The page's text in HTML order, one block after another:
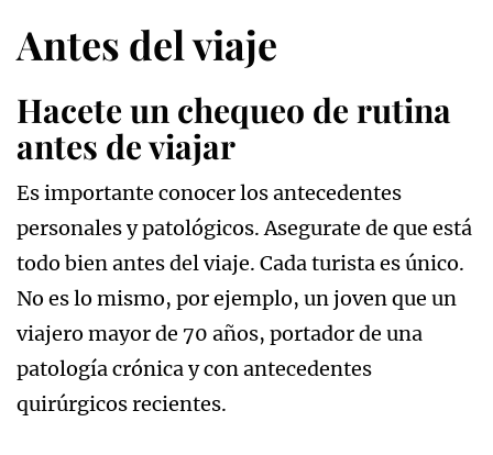
Antes del viaje
Hacete un chequeo de rutina
antes de viajar
Es importante conocer los antecedentes
personales y patológicos. Asegurate de que está
todo bien antes del viaje. Cada turista es único.
No es lo mismo, por ejemplo, un joven que un
viajero mayor de 70 años, portador de una
patología crónica y con antecedentes
quirúrgicos recientes.